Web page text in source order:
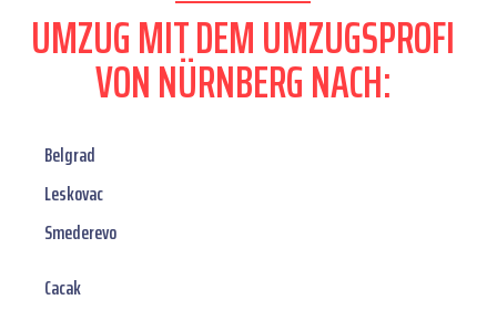
UMZUG MIT DEM UMZUGSPROFI
VON NÜRNBERG NACH:
Belgrad
Leskovac
Smederevo
Cacak